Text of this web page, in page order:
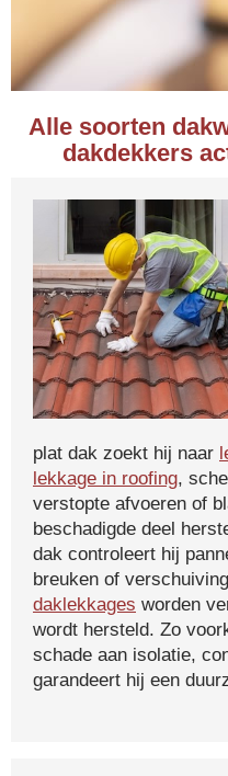
Alle soorten
dakdekkers
plat dak zoekt hij naar
lekkage in roofing,
verstopte afvoeren of
beschadigde deel
dak controleert hij
breuken of
daklekkages worden
wordt hersteld. Zo
schade aan isolatie,
garandeert hij een